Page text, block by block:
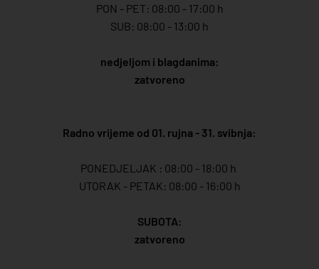
PON - PET: 08:00 - 17:00 h
SUB: 08:00 - 13:00 h
nedjeljom i blagdanima:
zatvoreno
Radno vrijeme od 01. rujna - 31. svibnja:
PONEDJELJAK : 08:00 - 18:00 h
UTORAK - PETAK: 08:00 - 16:00 h
SUBOTA:
zatvoreno